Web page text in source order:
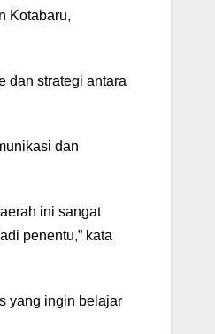
Kotabaru,
dan strategi antara
dan
ini sangat
penentu,” kata
yang ingin belajar